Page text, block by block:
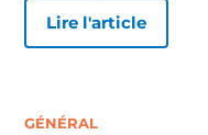
Lire l'article
GÉNÉRAL